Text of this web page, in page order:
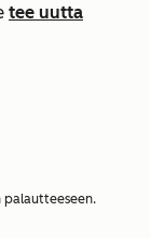
tee uutta